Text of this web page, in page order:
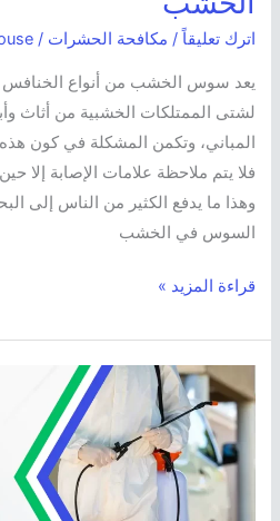
اترك تعليقاً / مكافحة الحشرات /
يعد سوس الخشب من أنواع الخنافس
لشتى الممتلكات الخشبية من أثاث
المباني، وتكمن المشكلة في كون
فلا يتم ملاحظة علامات الإصابة إلا
وهذا ما يدفع الكثير من الناس إلى
السوس في الخشب
قراءة المزيد »
مكافحة
حشرات
جليب
الشيوخ